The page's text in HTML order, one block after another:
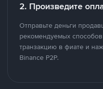
2. Произведите
Отправьте деньги
рекомендуемых
транзакцию в фиате и
Binance P2P.